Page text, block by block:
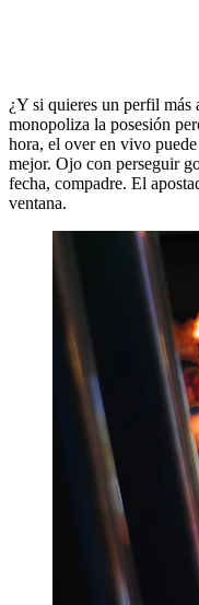
¿Y si quieres un perfil
monopoliza la posesión
hora, el over en vivo
mejor. Ojo con perseguir
fecha, compadre. El
ventana.